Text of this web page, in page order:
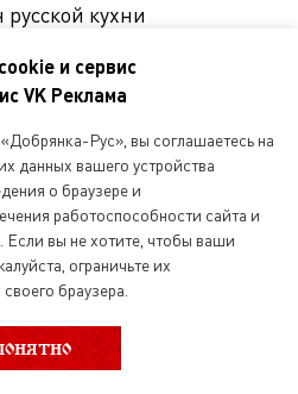
кухни
магазин
доставки
обслуживания
услуг
заказать
и сервис
VK Реклама
Рус», вы соглашаетесь на
данных вашего устройства
о браузере и
работоспособности сайта и
Если вы не хотите, чтобы ваши
ограничьте их
браузера.